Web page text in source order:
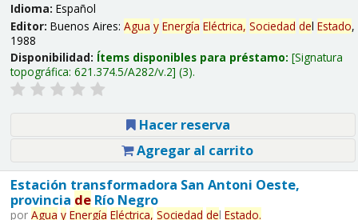
Idioma: Español
Editor: Buenos Aires: Agua y Energía Eléctrica, Sociedad del Estado,
1988
Disponibilidad: Ítems disponibles para préstamo: Signatura
topográfica: 621.374.5/A282/v.2 (3).
Hacer reserva
Agregar al carrito
Estación transformadora San Antoni Oeste,
provincia deRío Negro
por Agua y Energía Eléctrica, Sociedad del Estado.